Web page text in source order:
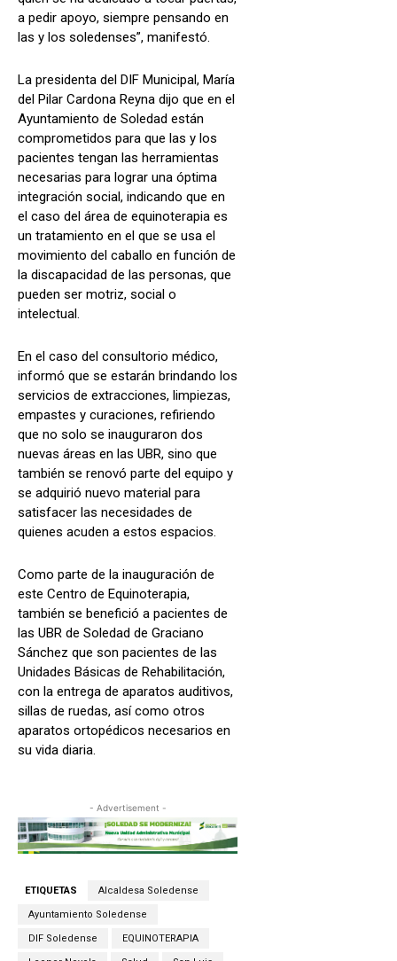
a pedir apoyo, siempre pensando en
las y los soledenses”, manifestó.
La presidenta del DIF Municipal, María
del Pilar Cardona Reyna dijo que en el
Ayuntamiento de Soledad están
comprometidos para que las y los
pacientes tengan las herramientas
necesarias para lograr una óptima
integración social, indicando que en
el caso del área de equinoterapia es
un tratamiento en el que se usa el
movimiento del caballo en función de
la discapacidad de las personas, que
pueden ser motriz, social o
intelectual.
En el caso del consultorio médico,
informó que se estarán brindando los
servicios de extracciones, limpiezas,
empastes y curaciones, refiriendo
que no solo se inauguraron dos
nuevas áreas en las UBR, sino que
también se renovó parte del equipo y
se adquirió nuevo material para
satisfacer las necesidades de
quienes acuden a estos espacios.
Como parte de la inauguración de
este Centro de Equinoterapia,
también se benefició a pacientes de
las UBR de Soledad de Graciano
Sánchez que son pacientes de las
Unidades Básicas de Rehabilitación,
con la entrega de aparatos auditivos,
sillas de ruedas, así como otros
aparatos ortopédicos necesarios en
su vida diaria.
- Advertisement -
ETIQUETAS Alcaldesa Soledense
Ayuntamiento Soledense
DIF Soledense EQUINOTERAPIA